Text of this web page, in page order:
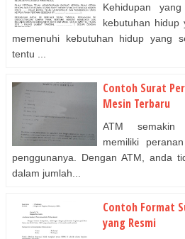
Kehidupan
kebutuhan hidup
memenuhi kebutuhan hidup yang
tentu ...
Contoh Surat
Mesin Terbaru
ATM semakin
memiliki
penggunanya. Dengan ATM, anda
dalam jumlah...
Contoh Format
yang Resmi